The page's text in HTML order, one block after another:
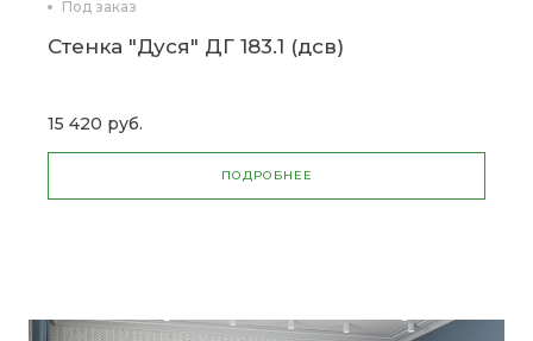
Под заказ
Стенка "Дуся" ДГ 183.1 (дсв)
15 420 руб.
ПОДРОБНЕЕ